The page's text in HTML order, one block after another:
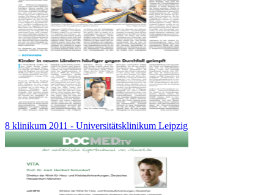
8 klinikum 2011 - Universitätsklinikum Leipzig